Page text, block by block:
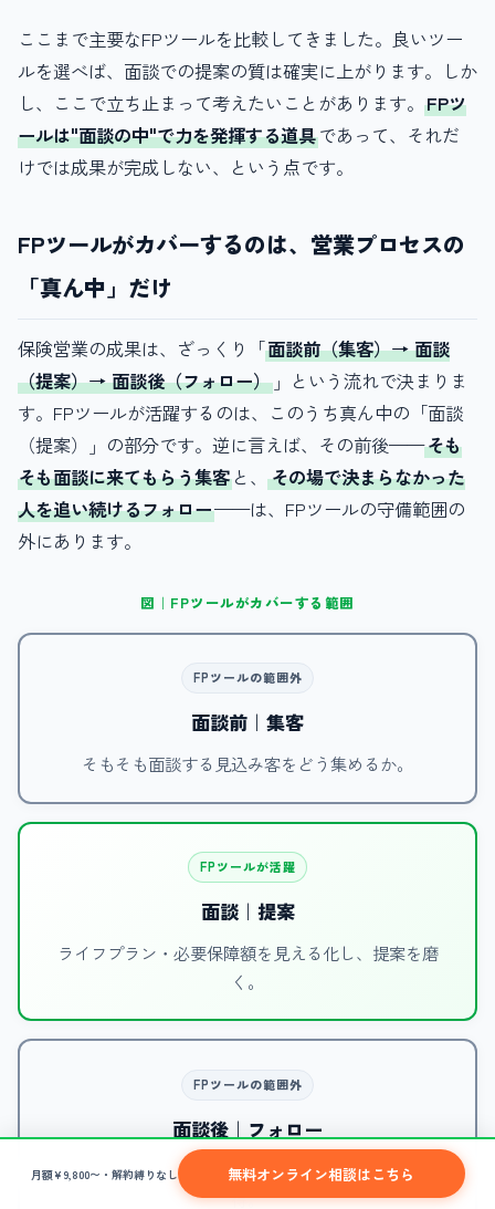
月額¥9,800〜・解約縛りなし 無料オンライン相談はこちら
ここまで主要なFPツールを比較してきました。良いツー
ルを選べば、面談での提案の質は確実に上がります。しか
し、ここで立ち止まって考えたいことがあります。 FPツ
ールは"面談の中"で力を発揮する道具であって、それだ
けでは成果が完成しない、という点です。
FPツールがカバーするのは、営業プロセスの
「真ん中」だけ
保険営業の成果は、ざっくり「面談前（集客）→ 面談
（提案）→ 面談後（フォロー） 」という流れで決まりま
す。FPツールが活躍するのは、このうち真ん中の「面談
（提案）」の部分です。逆に言えば、その前後——そも
そも面談に来てもらう集客 と、その場で決まらなかった
人を追い続けるフォロー——は、FPツールの守備範囲の
外にあります。
図｜FPツールがカバーする範囲
FPツールの範囲外
面談前｜集客
そもそも面談する見込み客をどう集めるか。
FPツールが活躍
面談｜提案
ライフプラン・必要保障額を見える化し、提案を磨
く。
FPツールの範囲外
面談後｜フォロー
即決しなかった人の育成、既契約者の保全、紹介の獲
得。